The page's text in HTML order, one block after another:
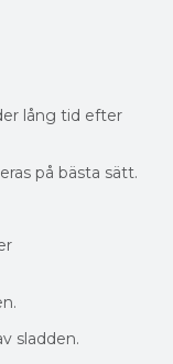
lång tid efter
på bästa sätt.
sladden.